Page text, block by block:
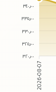
٣٤٠٫٠٠
٣٣٥٫٠٠
٣٣٠٫٠٠
٣٢٥٫٠٠
٣٢٠٫٠٠
2026-08-07